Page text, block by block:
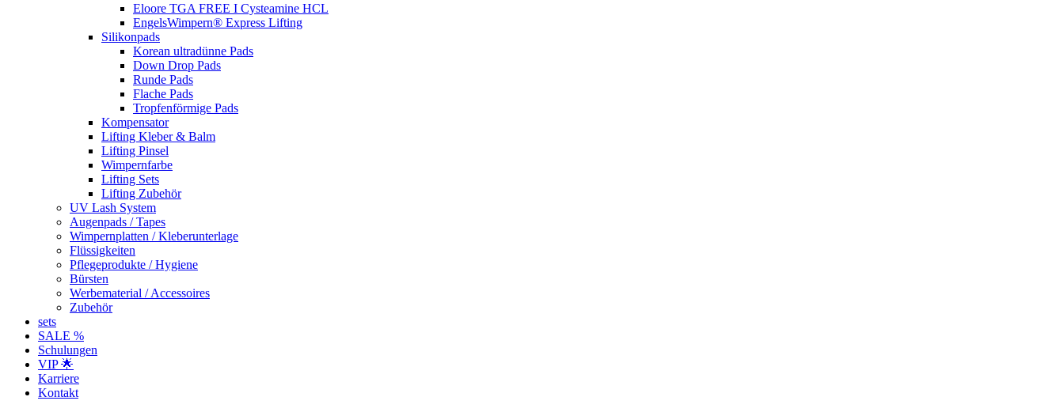
Eloore TGA FREE I Cysteamine HCL
EngelsWimpern® Express Lifting
Silikonpads
Korean ultradünne Pads
Down Drop Pads
Runde Pads
Flache Pads
Tropfenförmige Pads
Kompensator
Lifting Kleber & Balm
Lifting Pinsel
Wimpernfarbe
Lifting Sets
Lifting Zubehör
UV Lash System
Augenpads / Tapes
Wimpernplatten / Kleberunterlage
Flüssigkeiten
Pflegeprodukte / Hygiene
Bürsten
Werbematerial / Accessoires
Zubehör
sets
SALE %
Schulungen
VIP 🌟
Karriere
Kontakt